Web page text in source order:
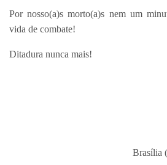
Por nosso(a)s morto(a)s nem um
vida de combate!
Ditadura nunca mais!
Brasília